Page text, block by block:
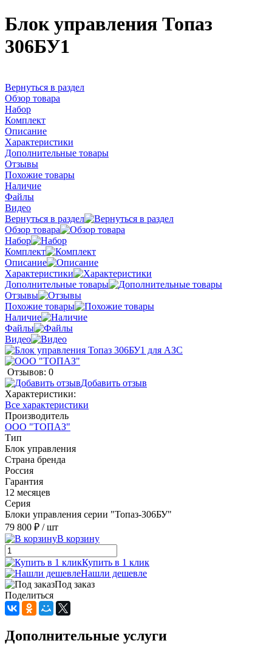
Блок управления Топаз
306БУ1
Вернуться в раздел
Обзор товара
Набор
Комплект
Описание
Характеристики
Дополнительные товары
Отзывы
Похожие товары
Наличие
Файлы
Видео
Вернуться в раздел
Обзор товара
Набор
Комплект
Описание
Характеристики
Дополнительные товары
Отзывы
Похожие товары
Наличие
Файлы
Видео
Отзывов: 0
Добавить отзыв
Характеристики:
Все характеристики
Производитель
ООО "ТОПАЗ"
Тип
Блок управления
Страна бренда
Россия
Гарантия
12 месяцев
Серия
Блоки управления серии "Топаз-306БУ"
79 800 ₽ / шт
В корзину
Купить в 1 клик
Нашли дешевле
Под заказ
Поделиться
Дополнительные услуги